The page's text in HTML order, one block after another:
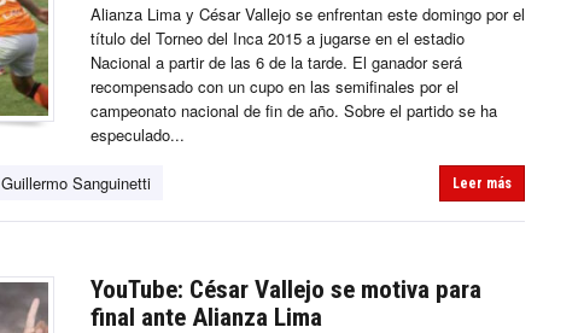
Alianza Lima y César Vallejo se enfrentan este domingo por el
título del Torneo del Inca 2015 a jugarse en el estadio
Nacional a partir de las 6 de la tarde. El ganador será
recompensado con un cupo en las semifinales por el
campeonato nacional de fin de año. Sobre el partido se ha
especulado...
Guillermo Sanguinetti Leer más
YouTube: César Vallejo se motiva para
final ante Alianza Lima